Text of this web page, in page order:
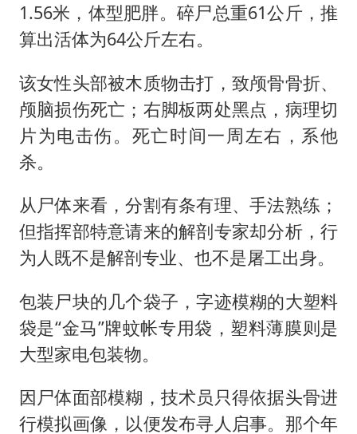
1.56米，体型肥胖。碎尸总重61公斤，推
算出活体为64公斤左右。
该女性头部被木质物击打，致颅骨骨折、
颅脑损伤死亡；右脚板两处黑点，病理切
片为电击伤。死亡时间一周左右，系他
杀。
从尸体来看，分割有条有理、手法熟练；
但指挥部特意请来的解剖专家却分析，行
为人既不是解剖专业、也不是屠工出身。
包装尸块的几个袋子，字迹模糊的大塑料
袋是“金马”牌蚊帐专用袋，塑料薄膜则是
大型家电包装物。
因尸体面部模糊，技术员只得依据头骨进
行模拟画像，以便发布寻人启事。那个年